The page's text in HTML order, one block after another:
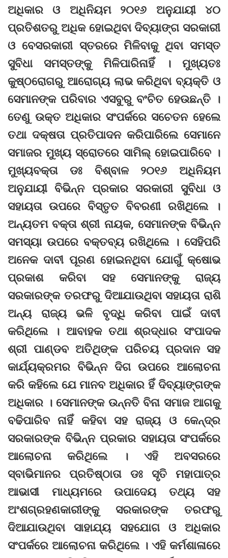
ଅଧିକାର ଓ ଅଧିନିୟମ ୨୦୧୬ ଅନୁଯାୟୀ ୪୦
ପ୍ରତିଶତରୁ ଅଧିକ ହୋଇଥିବା ଦିବ୍ୟାଙ୍ଗ ସରକାରୀ
ଓ ବେସରକାରୀ ସ୍ତରରେ ମିଳିବାକୁ ଥିବା ସମସ୍ତ
ସୁବିଧା ସମସ୍ତଙ୍କୁ ମିଳିପାରିନାହିଁ । ମୁଖ୍ୟତଃ
କୁଷ୍ଠରୋଗରୁ ଆରୋଗ୍ୟ ଲାଭ କରିଥିବା ବ୍ୟକ୍ତି ଓ
ସେମାନଙ୍କ ପରିବାର ଏସବୁରୁ ବଂଚିତ ହେଉଛନ୍ତି ।
ତେଣୁ ଉକ୍ତ ଅଧିକାର ସଂପର୍କରେ ସଚେତନ ହେଲେ
ତଥା ଦକ୍ଷତା ପ୍ରତିପାଦନ କରିପାରିଲେ ସେମାନେ
ସମାଜର ମୁଖ୍ୟ ସ୍ରୋତରେ ସାମିଲ୍ ହୋଇପାରିବେ ।
ମୁଖ୍ୟବକ୍ତା ଡଃ ବିଶ୍ବାଳ ୨୦୧୬ ଅଧିନିୟମ
ଅନୁଯାୟୀ ବିଭିନ୍ନ ପ୍ରକାର ସରକାରୀ ସୁବିଧା ଓ
ସହାୟତା ଉପରେ ବିସ୍ତୃତ ବିବରଣୀ ରଖିଥିଲେ ।
ଅନ୍ୟତମ ବକ୍ତା ଶ୍ରୀ ନାୟକ, ସେମାନଙ୍କ ବିଭିନ୍ନ
ସମସ୍ୟା ଉପରେ ବକ୍ତବ୍ୟ ରଖିଥିଲେ । ସେହିପରି
ଅନେକ ଦାବୀ ପୂରଣ ହୋଇନଥିବା ଯୋଗୁଁ କ୍ଷୋଭ
ପ୍ରକାଶ କରିବା ସହ ସେମାନଙ୍କୁ ରାଜ୍ୟ
ସରକାରଙ୍କ ତରଫରୁ ଦିଆଯାଉଥିବା ସହାୟତା ରାଶି
ଅନ୍ୟ ରାଜ୍ୟ ଭଳି ବୃଦ୍ଧି କରିବା ପାଇଁ ଦାବୀ
କରିଥିଲେ । ଆବାହକ ତଥା ଶ୍ରଦ୍ଧାର ସଂପାଦକ
ଶ୍ରୀ ପାଣ୍ଡବ ଅତିଥିଙ୍କ ପରିଚୟ ପ୍ରଦାନ ସହ
କାର୍ଯ୍ୟକ୍ରମର ବିଭିନ୍ନ ଦିଗ ଉପରେ ଆଲୋଚନା
କରି କହିଲେ ଯେ ମାନବ ଅଧିକାର ହିଁ ଦିବ୍ୟାଙ୍ଗଙ୍କ
ଅଧିକାର । ସେମାନଙ୍କ ଉନ୍ନତି ବିନା ସମାଜ ଆଗକୁ
ବଢିପାରିବ ନାହିଁ କହିବା ସହ ରାଜ୍ୟ ଓ କେନ୍ଦ୍ର
ସରକାରଙ୍କ ବିଭିନ୍ନ ପ୍ରକାର ସହାୟତା ସଂପର୍କରେ
ଆଲୋଚନା କରିଥିଲେ । ଏହି ଅବସରରେ
ସ୍ବାଭିମାନର ପ୍ରତିଷ୍ଠାତା ଡଃ ସୃତି ମହାପାତ୍ର
ଆଭାସୀ ମାଧ୍ୟମରେ ଉପାଦେୟ ତଥ୍ୟ ସହ
ଅଂଶଗ୍ରହଣକାରୀଙ୍କୁ ସରକାରଙ୍କ ତରଫରୁ
ଦିଆଯାଉଥିବା ସାହାଯ୍ୟ ସହଯୋଗ ଓ ଅଧିକାର
ସଂପର୍କରେ ଆଲୋଚନା କରିଥିଲେ । ଏହି କର୍ମଶାଳାରେ